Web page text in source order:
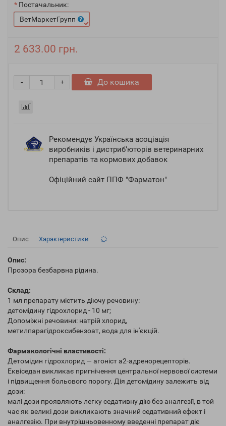
Постачальник:
ВетМаркетГрупп
2 633.00 грн.
+
- До кошика
Рекомендує Українська асоціація
виробників і дистриб’юторів ветеринарних
препаратів та кормових добавок
Офіційний сайт ППФ "Фарматон"
Опис Характеристики
Опис:
Прозора безбарвна рідина.
Склад:
1 мл препарату містить діючу речовину:
детомідину гідрохлорид - 10 мг;
Допоміжні речовини: натрій хлорид,
метилпарагідроксибензоат, вода для ін'єкцій.
Фармакологічні властивості:
Детомідин гідрохлорид — агоніст а2-адренорецепторів.
Еквіседан викликає пригнічення центральної нервової системи
і підвищення больового порогу. Дія детомідину залежить від
дози:
малі дози проявляють легку седативну дію без аналгезії, в той
час як великі дози викликають значний седативний ефект і
аналгезію. При внутрішньовенному введенні препарат діє